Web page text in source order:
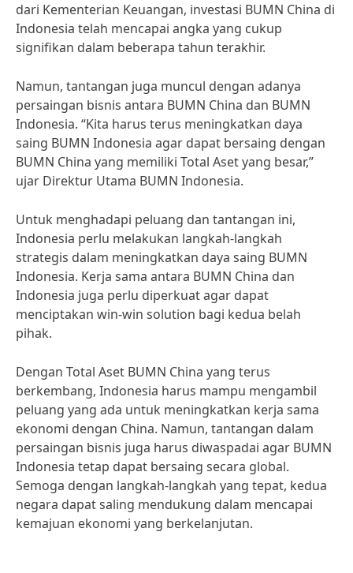
dari Kementerian Keuangan, investasi BUMN China di
Indonesia telah mencapai angka yang cukup
signifikan dalam beberapa tahun terakhir.
Namun, tantangan juga muncul dengan adanya
persaingan bisnis antara BUMN China dan BUMN
Indonesia. “Kita harus terus meningkatkan daya
saing BUMN Indonesia agar dapat bersaing dengan
BUMN China yang memiliki Total Aset yang besar,”
ujar Direktur Utama BUMN Indonesia.
Untuk menghadapi peluang dan tantangan ini,
Indonesia perlu melakukan langkah-langkah
strategis dalam meningkatkan daya saing BUMN
Indonesia. Kerja sama antara BUMN China dan
Indonesia juga perlu diperkuat agar dapat
menciptakan win-win solution bagi kedua belah
pihak.
Dengan Total Aset BUMN China yang terus
berkembang, Indonesia harus mampu mengambil
peluang yang ada untuk meningkatkan kerja sama
ekonomi dengan China. Namun, tantangan dalam
persaingan bisnis juga harus diwaspadai agar BUMN
Indonesia tetap dapat bersaing secara global.
Semoga dengan langkah-langkah yang tepat, kedua
negara dapat saling mendukung dalam mencapai
kemajuan ekonomi yang berkelanjutan.